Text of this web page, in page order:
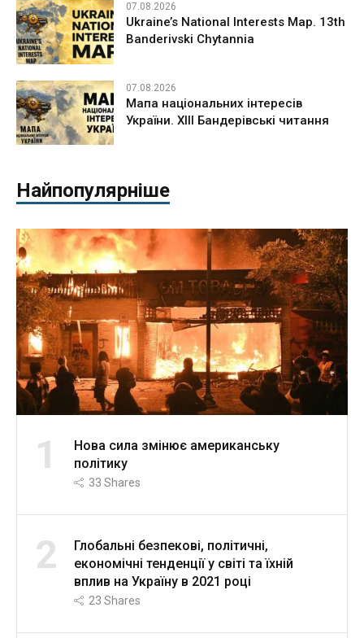
07.08.2026
Ukraine’s National Interests Map. 13th
Banderivski Chytannia
07.08.2026
Мапа національних інтересів
України. ХІІІ Бандерівські читання
Найпопулярніше
1
Нова сила змінює американську
політику
33 Shares
2
Глобальні безпекові, політичні,
економічні тенденції у світі та їхній
вплив на Україну в 2021 році
23 Shares